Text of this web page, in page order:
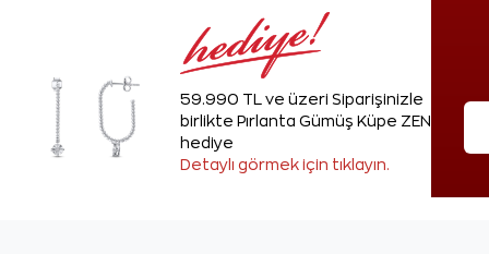
59.990 TL ve üzeri Siparişinizle
birlikte Pırlanta Gümüş Küpe ZEN'den
hediye
Detaylı görmek için tıklayın.